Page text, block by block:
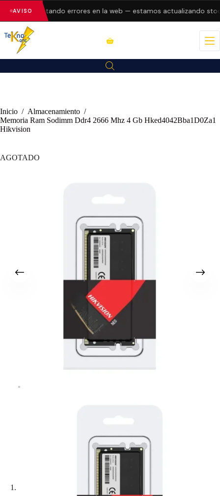
AVISO
presentando errores en la web — estamos actualizando
Inicio / Almacenamiento /
Memoria Ram Sodimm Ddr4 2666 Mhz 4 Gb Hked4042Bba1D0Za1
Hikvision
AGOTADO